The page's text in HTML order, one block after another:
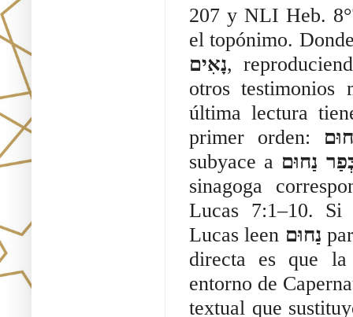
207 y NLI Heb.
el topónimo.
נָאִים,
otros
última lectura
primer orden:
subyace a
sinagoga
Lucas 7:1–10. Si
Lucas leen
נַחוּם
directa es que
entorno de
textual que